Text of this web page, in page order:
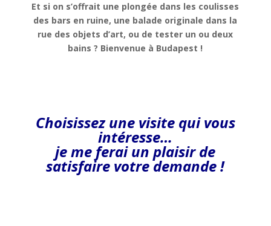
Et si on s’offrait une plongée dans les coulisses
des bars en ruine, une balade originale dans la
rue des objets d’art, ou de tester un ou deux
bains ? Bienvenue à Budapest !
Choisissez une visite qui vous
intéresse…
je me ferai un plaisir de
satisfaire votre demande !